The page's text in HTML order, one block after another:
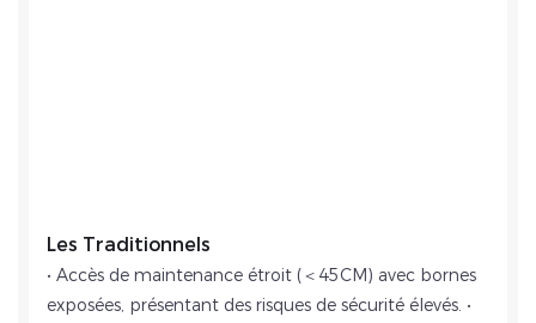
Les Traditionnels
• Accès de maintenance étroit (＜45CM) avec bornes
exposées, présentant des risques de sécurité élevés. •